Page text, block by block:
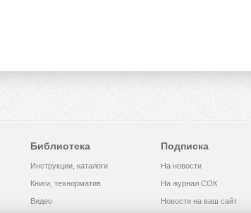
Библиотека
Инструкции, каталоги
Книги, технорматив
Видео
Подписка
На новости
На журнал СОК
Новости на ваш сайт